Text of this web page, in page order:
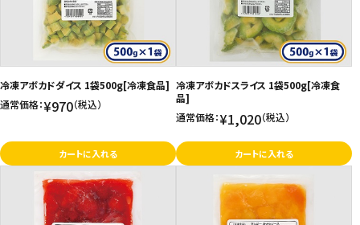
ご利用ガイド
お問い合わせ
特定商取引法表示について
プライバシーポリシー
利用規約
会社概要
冷凍アボカドダイス 1袋500g[冷凍食品]
通常価格：¥970（税込）
カートに入れる
冷凍アボカドスライス 1袋500g[冷凍食
品]
通常価格：¥1,020（税込）
カートに入れる